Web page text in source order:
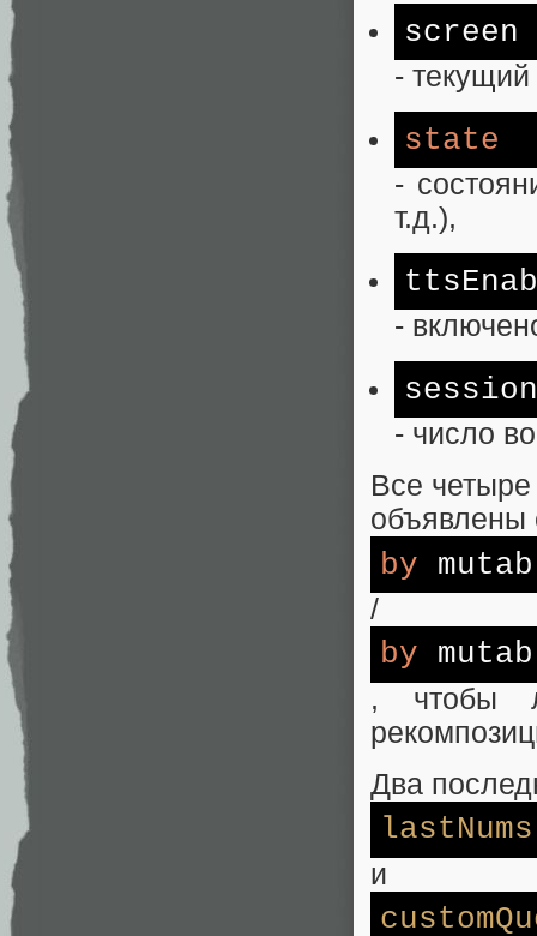
screen
- текущий
state
-
т.д.),
-
- число
Все
объявлены
by
/
by
, чтобы
Два
lastNums
и